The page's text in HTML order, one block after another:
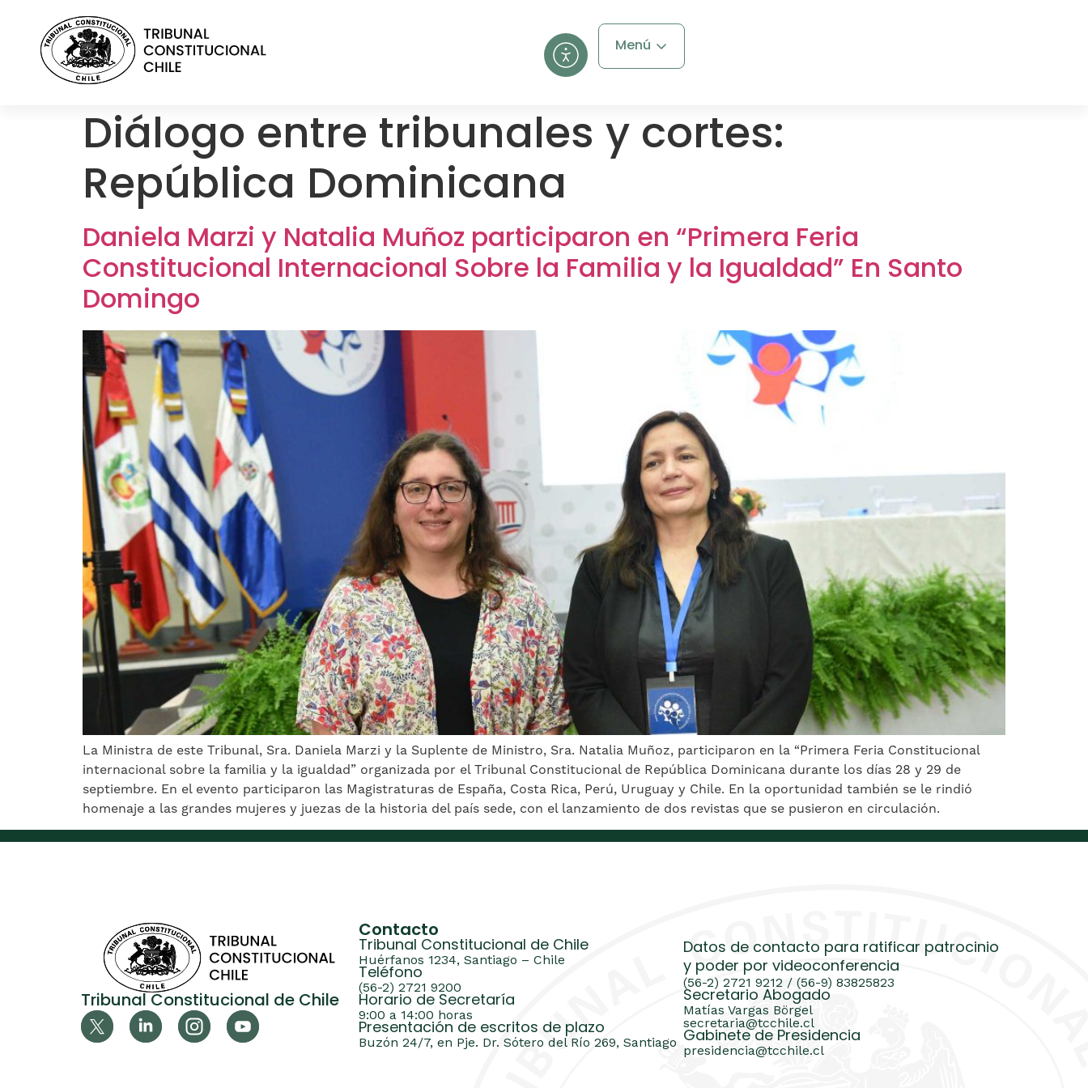
Menú
Diálogo entre tribunales y cortes:
República Dominicana
Daniela Marzi y Natalia Muñoz participaron en “Primera Feria
Constitucional Internacional Sobre la Familia y la Igualdad” En Santo
Domingo
La Ministra de este Tribunal, Sra. Daniela Marzi y la Suplente de Ministro, Sra. Natalia Muñoz, participaron en la “Primera Feria Constitucional
internacional sobre la familia y la igualdad” organizada por el Tribunal Constitucional de República Dominicana durante los días 28 y 29 de
septiembre. En el evento participaron las Magistraturas de España, Costa Rica, Perú, Uruguay y Chile. En la oportunidad también se le rindió
homenaje a las grandes mujeres y juezas de la historia del país sede, con el lanzamiento de dos revistas que se pusieron en circulación.
Tribunal Constitucional de Chile
Contacto
Tribunal Constitucional de Chile
Huérfanos 1234, Santiago – Chile
Teléfono
(56-2) 2721 9200
Horario de Secretaría
9:00 a 14:00 horas
Presentación de escritos de plazo
Buzón 24/7, en Pje. Dr. Sótero del Río 269, Santiago
Datos de contacto para ratificar patrocinio
y poder por videoconferencia
(56-2) 2721 9212 / (56-9) 83825823
Secretario Abogado
Matías Vargas Börgel
secretaria@tcchile.cl
Gabinete de Presidencia
presidencia@tcchile.cl